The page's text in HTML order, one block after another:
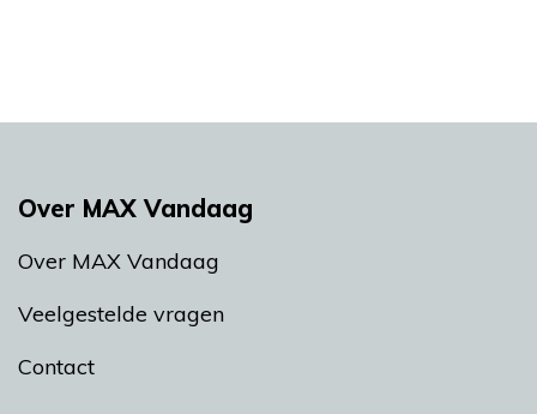
Over MAX Vandaag
Over MAX Vandaag
Veelgestelde vragen
Contact